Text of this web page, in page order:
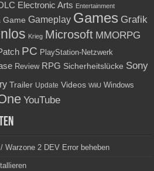
Electronic Arts Entertainment
Game Gameplay Games Grafik
Krieg Microsoft MMORPG
PC PlayStation-Netzwerk
Review RPG Sicherheitslücke Sony
Trailer Update Videos WiiU Windows
YouTube
Warzone 2 DEV Error beheben